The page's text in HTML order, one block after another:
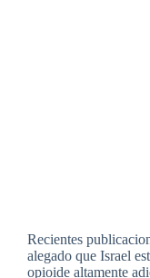
Recientes
alegado que Israel
opioide altamente